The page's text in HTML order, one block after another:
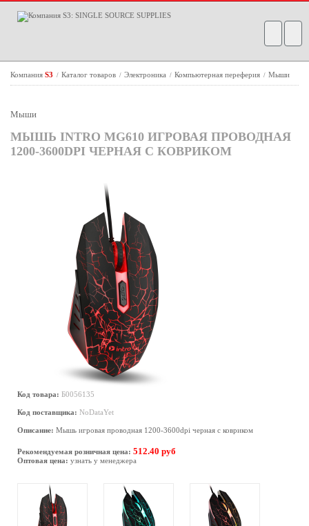
Компания S3 / Каталог товаров / Электроника / Компьютерная переферия / Мыши
Мыши
МЫШЬ INTRO MG610 ИГРОВАЯ ПРОВОДНАЯ
1200-3600DPI ЧЕРНАЯ С КОВРИКОМ
Код товара: Б0056135
Код поставщика: NoDataYet
Описание: Мышь игровая проводная 1200-3600dpi черная с ковриком
Рекомендуемая розничная цена: 512.40 руб
Оптовая цена: узнать у менеджера